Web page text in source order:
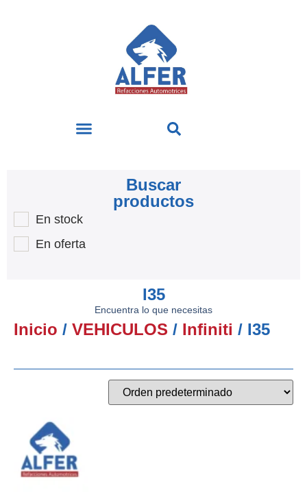
Buscar
productos
En stock
En oferta
I35
Encuentra lo que necesitas
Inicio / VEHICULOS / Infiniti / I35